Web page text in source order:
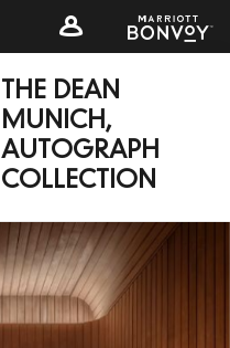
THE DEAN
MUNICH,
AUTOGRAPH
COLLECTION